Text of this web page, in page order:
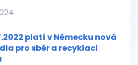
platí v Německu nová
pro sběr a recyklaci